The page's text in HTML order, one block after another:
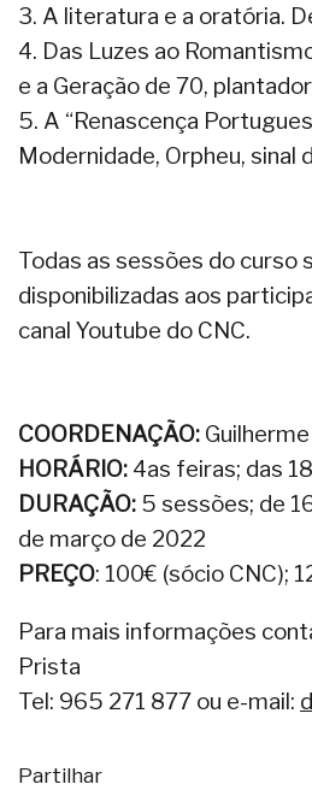
3. A literatura e a oratória.
4. Das Luzes ao
e a Geração de 70,
5. A “Renascença
Modernidade, Orpheu, sinal
Todas as sessões do curso
disponibilizadas aos
canal Youtube do CNC.
COORDENAÇÃO:
HORÁRIO: 4as feiras; das
DURAÇÃO: 5 sessões; de
de março de 2022
PREÇO: 100€ (sócio CNC);
Para mais informações
Prista
Tel: 965 271 877 ou e-mail:
Partilhar